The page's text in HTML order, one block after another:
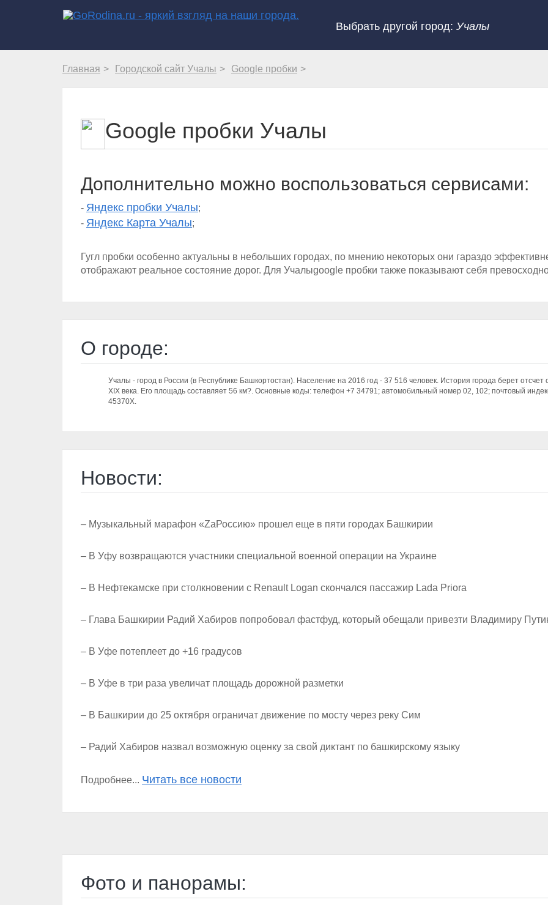
Выбрать другой город: Учалы
Главная Городской сайт Учалы Google пробки
Google пробки Учалы
Дополнительно можно воспользоваться сервисами:
- Яндекс пробки Учалы;
- Яндекс Карта Учалы;
Гугл пробки особенно актуальны в небольших городах, по мнению некоторых они гараздо
отображают реальное состояние дорог. Для Учалыgoogle пробки также показывают себя
О городе:
Учалы - город в России (в Республике Башкортостан). Население на 2016 год - 37 516 человек. История города берет отсчет
XIX века. Его площадь составляет 56 км?. Основные коды: телефон +7 34791; автомобильный номер 02, 102; почтовый
45370Х.
Новости:
– Музыкальный марафон «ZаРоссию» прошел еще в пяти городах Башкирии
– В Уфу возвращаются участники специальной военной операции на Украине
– В Нефтекамске при столкновении с Renault Logan скончался пассажир Lada Priora
– Глава Башкирии Радий Хабиров попробовал фастфуд, который обещали привезти Владимиру
– В Уфе потеплеет до +16 градусов
– В Уфе в три раза увеличат площадь дорожной разметки
– В Башкирии до 25 октября ограничат движение по мосту через реку Сим
– Радий Хабиров назвал возможную оценку за свой диктант по башкирскому языку
Подробнее... Читать все новости
Фото и панорамы: